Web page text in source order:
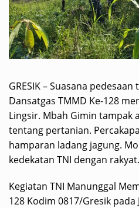
GRESIK – Suasana
Dansatgas TMMD Ke-128
Lingsir. Mbah Gimin tampak
tentang pertanian.
hamparan ladang jagung.
kedekatan TNI dengan rakyat.
Kegiatan TNI Manunggal
128 Kodim 0817/Gresik